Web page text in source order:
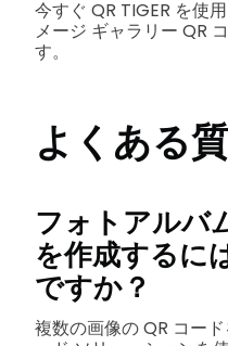
今すぐ QR TIGER を使
メージ ギャラリー QR
す。
よくある
フォトアルバ
を作成するに
ですか？
複数の画像の QR コー